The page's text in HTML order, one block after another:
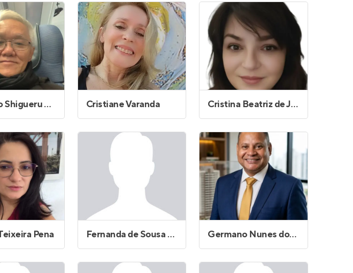
Yamamoto Cristiane Varanda Cristina Beatriz de Jesus Oliveira Palacio
Pena Fernanda de Sousa Fernandes Germano Nunes dos Santos